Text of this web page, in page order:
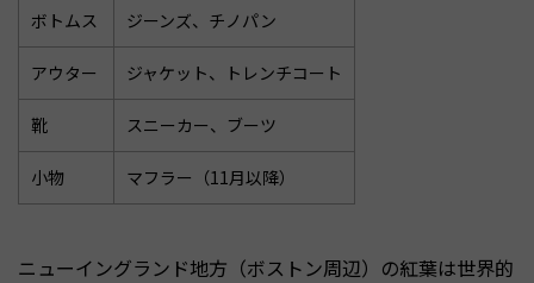
ボトムス ジーンズ、チノパン
アウター ジャケット、トレンチコート
靴 スニーカー、ブーツ
小物 マフラー（11月以降）
ニューイングランド地方（ボストン周辺）の紅葉は世界的